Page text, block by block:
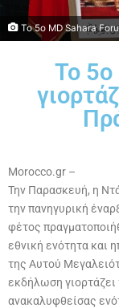
Το 5ο MD Sahara
Το 5ο
Morocco.gr –
Την Παρασκευή, η
την πανηγυρική
φέτος
εθνική ενότητα και
της Αυτού
εκδήλωση
ανακαλυφθείσας